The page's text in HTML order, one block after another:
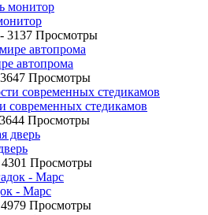
- 3137 Просмотры
автопрома
Просмотры
современных стедикамов
Просмотры
Просмотры
- Марс
Просмотры